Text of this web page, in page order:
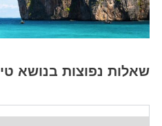
שאלות נפוצות בנושא